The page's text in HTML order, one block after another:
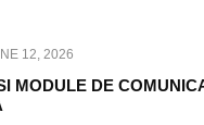
12, 2026
MODULE DE